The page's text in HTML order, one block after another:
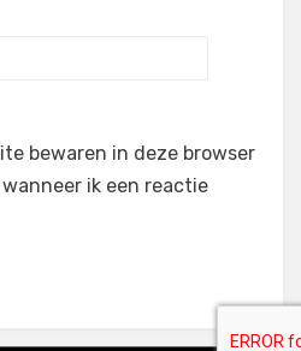
bewaren in deze browser
ik een reactie